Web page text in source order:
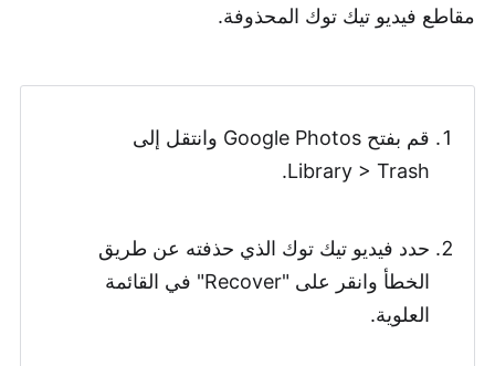
مقاطع فيديو تيك توك المحذوفة.
قم بفتح Google Photos وانتقل إلى
Library > Trash.
حدد فيديو تيك توك الذي حذفته عن طريق
الخطأ وانقر على "Recover" في القائمة
العلوية.